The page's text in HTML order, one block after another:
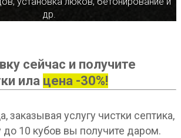
др.
сейчас и получите
ила цена -30%!
заказывая услугу чистки септика,
до 10 кубов вы получите даром.